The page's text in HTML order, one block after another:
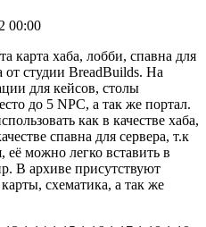
00:00
карта хаба, лобби, спавна для
от студии BreadBuilds. На
для кейсов, столы
до 5 NPC, а так же портал.
как в качестве хаба,
спавна для сервера, т.к
её можно легко вставить в
В архиве присутствуют
схематика, а так же